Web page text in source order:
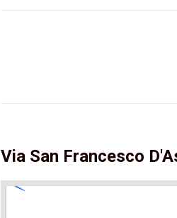
Via San Francesco